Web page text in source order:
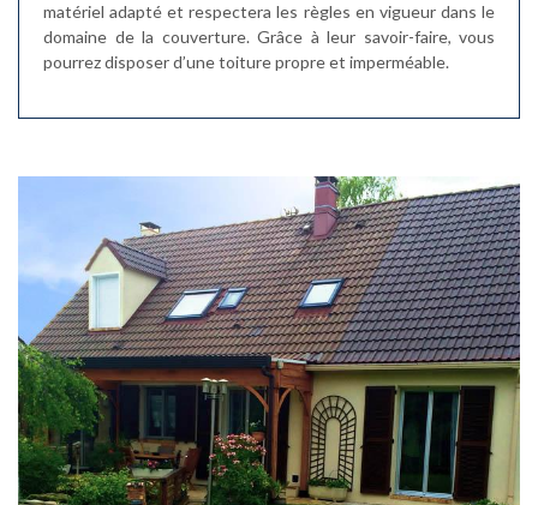
matériel adapté et respectera les règles en vigueur dans le
domaine de la couverture. Grâce à leur savoir-faire, vous
pourrez disposer d’une toiture propre et imperméable.